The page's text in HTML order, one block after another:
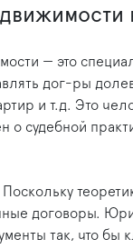
— это
дог-ры
и т.д. Это
о судебной
договоры.
так, что бы